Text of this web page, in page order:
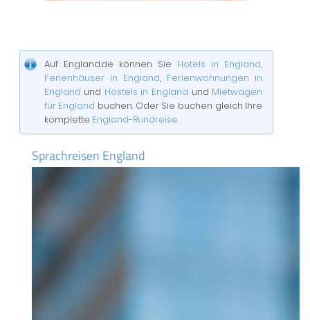
Auf England.de können Sie Hotels in England,
Ferienhäuser in England, Ferienwohnungen in
England und Hostels in England und Mietwagen
für England buchen. Oder Sie buchen gleich Ihre
komplette England-Rundreise.
Sprachreisen England